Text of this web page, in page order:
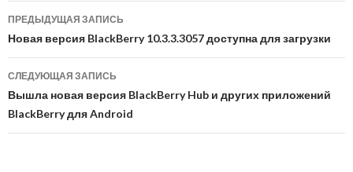
Навигация
по
записям
ПРЕДЫДУЩАЯ ЗАПИСЬ
Новая версия BlackBerry 10.3.3.3057 доступна для загрузки
СЛЕДУЮЩАЯ ЗАПИСЬ
Вышла новая версия BlackBerry Hub и других приложений
BlackBerry для Android